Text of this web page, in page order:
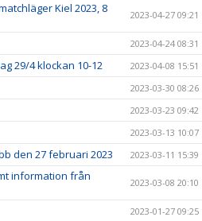
Kiel 2023, 8
2023-04-27 09:21
2023-04-24 08:31
29/4 klockan 10-12 2023-04-08 15:51
2023-03-30 08:26
2023-03-23 09:42
2023-03-13 10:07
den 27 februari 2023 2023-03-11 15:39
information från
2023-03-08 20:10
2023-01-27 09:25